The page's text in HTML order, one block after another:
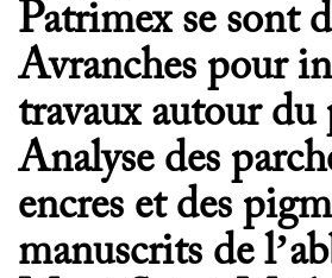
Patrimex se sont
Avranches pour
travaux autour du
Analyse des
encres et des
manuscrits de